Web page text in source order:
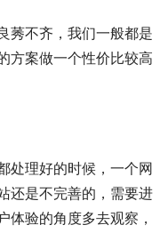
莠不齐，我们一般都是
方案做一个性价比较高
处理好的时候，一个网
还是不完善的，需要进
体验的角度多去观察，